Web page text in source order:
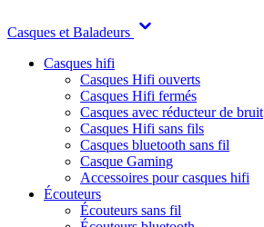
Casques et Baladeurs
Casques hifi
Casques Hifi ouverts
Casques Hifi fermés
Casques avec réducteur de bruit
Casques Hifi sans fils
Casques bluetooth sans fil
Casque Gaming
Accessoires pour casques hifi
Écouteurs
Écouteurs sans fil